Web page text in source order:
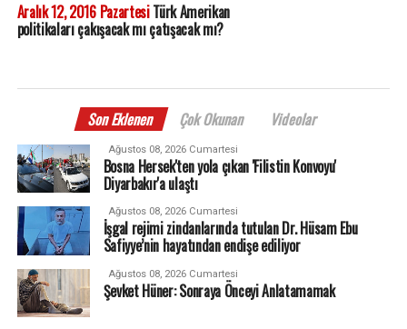
Aralık 12, 2016 PazartesiTürk Amerikan
politikaları çakışacak mı çatışacak mı?
Son Eklenen Çok Okunan Videolar
Ağustos 08, 2026 Cumartesi
Bosna Hersek'ten yola çıkan 'Filistin Konvoyu'
Diyarbakır'a ulaştı
Ağustos 08, 2026 Cumartesi
İşgal rejimi zindanlarında tutulan Dr. Hüsam Ebu
Safiyye’nin hayatından endişe ediliyor
Ağustos 08, 2026 Cumartesi
Şevket Hüner: Sonraya Önceyi Anlatamamak